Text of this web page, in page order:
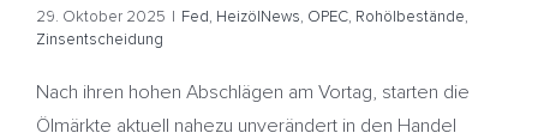
29. Oktober 2025 | Fed, HeizölNews, OPEC, Rohölbestände,
Zinsentscheidung
Nach ihren hohen Abschlägen am Vortag, starten die
Ölmärkte aktuell nahezu unverändert in den Handel